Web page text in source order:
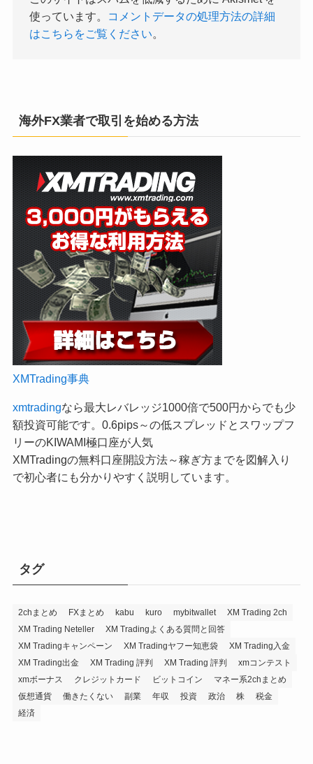
使っています。
コメントデータの処理方法の詳細
はこちらをご覧ください。
海外FX業者で取引を始める方法
XMTrading事典
xmtradingなら最大レバレッジ1000倍で500円からでも少
額投資可能です。0.6pips～の低スプレッドとスワップフ
リーのKIWAMI極口座が人気
XMTradingの無料口座開設方法～稼ぎ方までを図解入り
で初心者にも分かりやすく説明しています。
タグ
2chまとめ FXまとめ kabu kuro mybitwallet
XM Trading 2ch
XM Trading Neteller
XM Tradingよくある質問と回答
XM Tradingキャンペーン
XM Tradingヤフー知恵袋
XM Trading入金
XM Trading出金
XM Trading 評判 XM Trading 評判
xmコンテスト
xmボーナス
クレジットカード ビットコイン
マネー系2chまとめ
仮想通貨
働きたくない 副業 年収 投資 政治 株
税金
経済